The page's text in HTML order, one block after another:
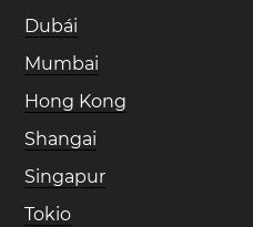
Dubái
Mumbai
Hong Kong
Shangai
Singapur
Tokio